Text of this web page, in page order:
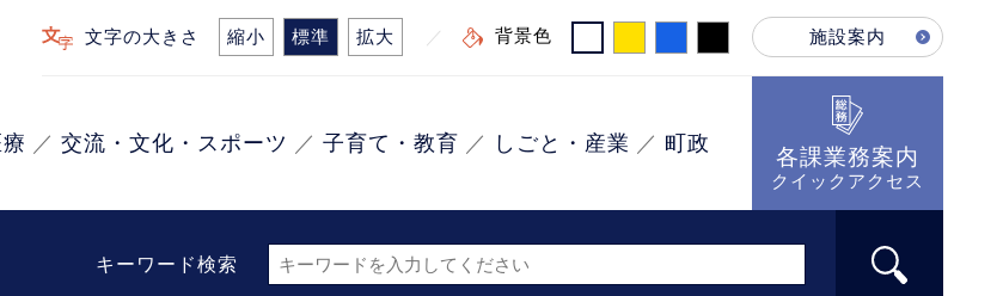
文字の大きさ 縮小 標準 拡大 背景色 施設案内
交流・文化・スポーツ 子育て・教育 しごと・産業 町政
各課業務案内
クイックアクセス
キーワード検索